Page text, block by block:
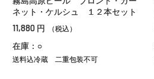
ネット・ケルシュ １２本セット
11,880 円 （税込）
在庫：○
送料込冷蔵 二重包装不可